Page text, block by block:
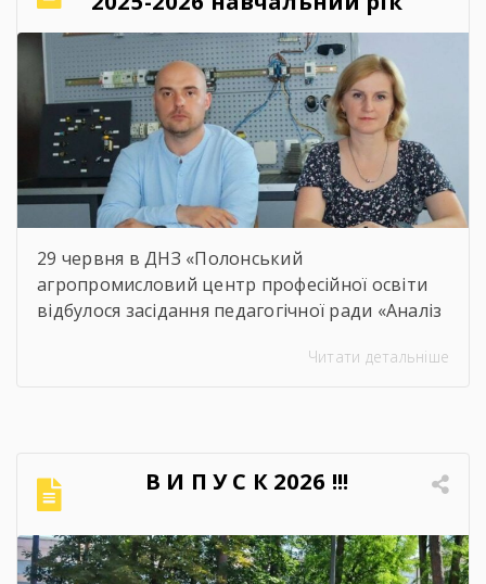
29 червня в ДНЗ «Полонський
агропромисловий центр професійної освіти
відбулося засідання педагогічної ради «Аналіз
рік». Метою проведення засідання було
навчальних досягнень студентів,
ефективність роботи педагогічного
колективу, стан виховної та методичної
роботи. Дякуємо всім […]
Читати детальніше
В И П У С К 2026 !!!